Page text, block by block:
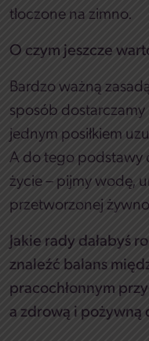
tłoczone na zimno.
O czym jeszcze
Bardzo ważną
sposób dostarczamy
jednym posiłkiem
A do tego podstawy
życie – pijmy wodę,
przetworzonej
Jakie rady dałabyś
znaleźć balans
pracochłonnym
a zdrową i pożywną